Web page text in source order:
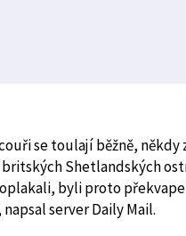
se toulají běžně,
Shetlandských
byli proto
server Daily Mail.